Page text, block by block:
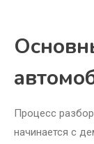
Процесс
начинается с